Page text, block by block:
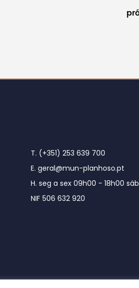
T. (+351) 253 639 700
E. geral@mun-planhoso.pt
H. seg a sex 09h00 - 18h00
NIF 506 632 920